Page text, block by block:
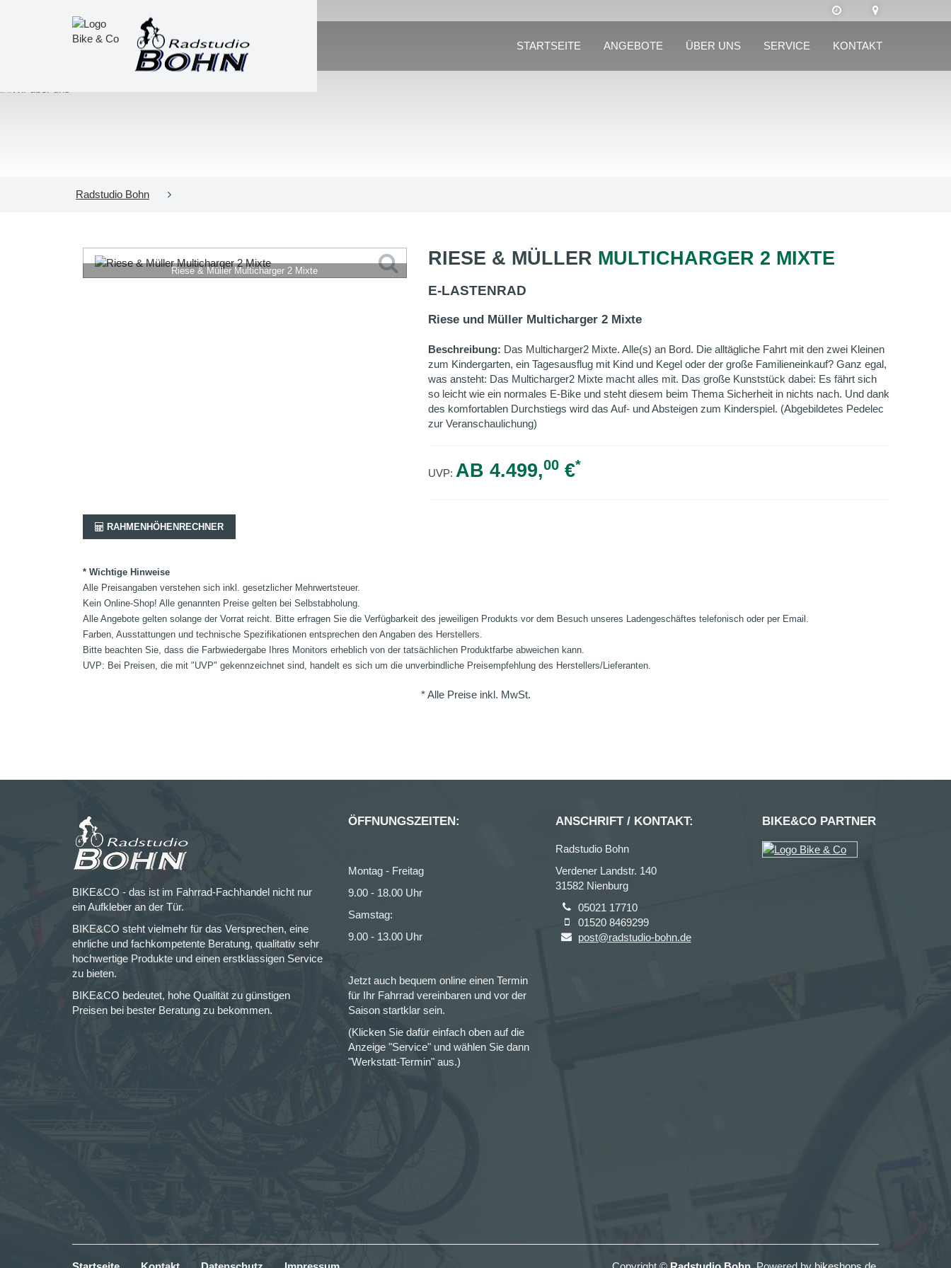
STARTSEITE ANGEBOTE ÜBER UNS SERVICE KONTAKT
Radstudio Bohn
Riese & Müller Multicharger 2 Mixte
RIESE & MÜLLER MULTICHARGER 2 MIXTE
E-LASTENRAD
Riese und Müller Multicharger 2 Mixte
Beschreibung: Das Multicharger2 Mixte. Alle(s) an Bord. Die alltägliche Fahrt mit den zwei Kleinen
zum Kindergarten, ein Tagesausflug mit Kind und Kegel oder der große Familieneinkauf? Ganz egal,
was ansteht: Das Multicharger2 Mixte macht alles mit. Das große Kunststück dabei: Es fährt sich
so leicht wie ein normales E-Bike und steht diesem beim Thema Sicherheit in nichts nach. Und dank
des komfortablen Durchstiegs wird das Auf- und Absteigen zum Kinderspiel. (Abgebildetes Pedelec
zur Veranschaulichung)
UVP: AB 4.499,00€*
RAHMENHÖHENRECHNER
* Wichtige Hinweise
Alle Preisangaben verstehen sich inkl. gesetzlicher Mehrwertsteuer.
Kein Online-Shop! Alle genannten Preise gelten bei Selbstabholung.
Alle Angebote gelten solange der Vorrat reicht. Bitte erfragen Sie die Verfügbarkeit des jeweiligen Produkts vor dem Besuch unseres Ladengeschäftes telefonisch oder per Email.
Farben, Ausstattungen und technische Spezifikationen entsprechen den Angaben des Herstellers.
Bitte beachten Sie, dass die Farbwiedergabe Ihres Monitors erheblich von der tatsächlichen Produktfarbe abweichen kann.
UVP: Bei Preisen, die mit "UVP" gekennzeichnet sind, handelt es sich um die unverbindliche Preisempfehlung des Herstellers/Lieferanten.
* Alle Preise inkl. MwSt.
BIKE&CO - das ist im Fahrrad-Fachhandel nicht nur
ein Aufkleber an der Tür.
BIKE&CO steht vielmehr für das Versprechen, eine
ehrliche und fachkompetente Beratung, qualitativ sehr
hochwertige Produkte und einen erstklassigen Service
zu bieten.
BIKE&CO bedeutet, hohe Qualität zu günstigen
Preisen bei bester Beratung zu bekommen.
ÖFFNUNGSZEITEN:
Montag - Freitag
9.00 - 18.00 Uhr
Samstag:
9.00 - 13.00 Uhr
Jetzt auch bequem online einen Termin
für Ihr Fahrrad vereinbaren und vor der
Saison startklar sein.
(Klicken Sie dafür einfach oben auf die
Anzeige "Service" und wählen Sie dann
"Werkstatt-Termin" aus.)
ANSCHRIFT / KONTAKT:
Radstudio Bohn
Verdener Landstr. 140
31582 Nienburg
05021 17710
01520 8469299
post@radstudio-bohn.de
BIKE&CO PARTNER